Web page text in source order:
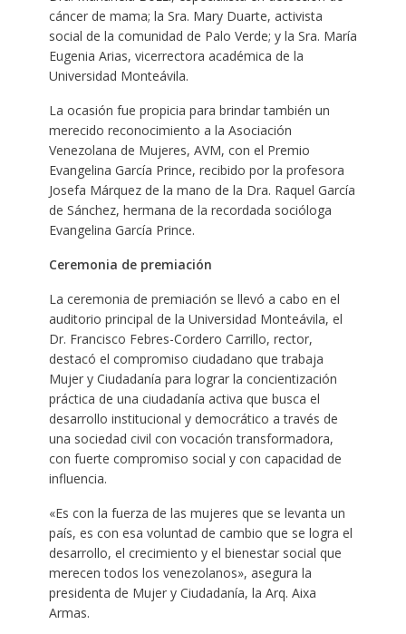
cáncer de mama; la Sra. Mary Duarte, activista
social de la comunidad de Palo Verde; y la Sra. María
Eugenia Arias, vicerrectora académica de la
Universidad Monteávila.
La ocasión fue propicia para brindar también un
merecido reconocimiento a la Asociación
Venezolana de Mujeres, AVM, con el Premio
Evangelina García Prince, recibido por la profesora
Josefa Márquez de la mano de la Dra. Raquel García
de Sánchez, hermana de la recordada socióloga
Evangelina García Prince.
Ceremonia de premiación
La ceremonia de premiación se llevó a cabo en el
auditorio principal de la Universidad Monteávila, el
Dr. Francisco Febres-Cordero Carrillo, rector,
destacó el compromiso ciudadano que trabaja
Mujer y Ciudadanía para lograr la concientización
práctica de una ciudadanía activa que busca el
desarrollo institucional y democrático a través de
una sociedad civil con vocación transformadora,
con fuerte compromiso social y con capacidad de
influencia.
«Es con la fuerza de las mujeres que se levanta un
país, es con esa voluntad de cambio que se logra el
desarrollo, el crecimiento y el bienestar social que
merecen todos los venezolanos», asegura la
presidenta de Mujer y Ciudadanía, la Arq. Aixa
Armas.